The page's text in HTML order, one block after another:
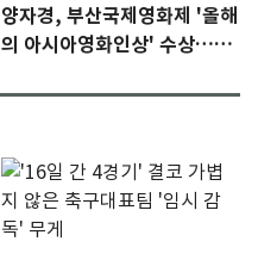
양자경, 부산국제영화제 '올해
의 아시아영화인상' 수상…15